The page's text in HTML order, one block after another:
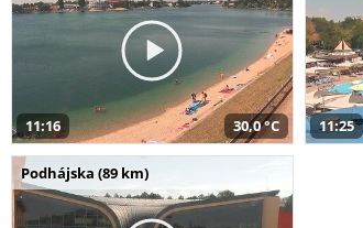
11:16 30,0 °C 11:25
Podhájska (89 km)